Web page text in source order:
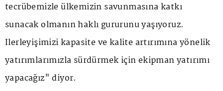
tecrübemizle ülkemizin savunmasına katkı
sunacak olmanın haklı gururunu yaşıyoruz.
İlerleyişimizi kapasite ve kalite artırımına yönelik
yatırımlarımızla sürdürmek için ekipman yatırımı
yapacağız" diyor.